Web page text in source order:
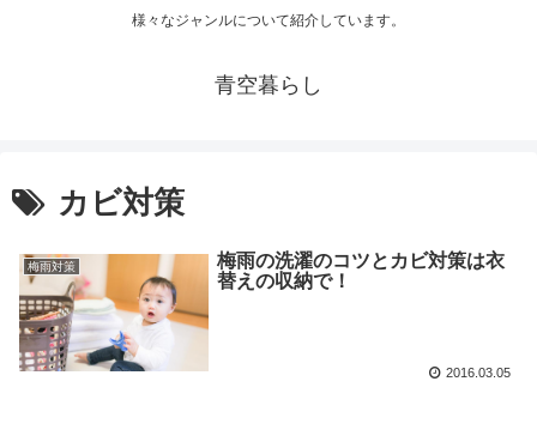
様々なジャンルについて紹介しています。
青空暮らし
カビ対策
梅雨対策
梅雨の洗濯のコツとカビ対策は衣
替えの収納で！
2016.03.05